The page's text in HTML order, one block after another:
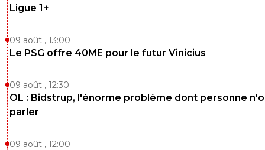
Ligue 1+
09 août , 13:00
Le PSG offre 40ME pour le futur Vinicius
09 août , 12:30
OL : Bidstrup, l'énorme problème dont personne
parler
09 août , 12:00